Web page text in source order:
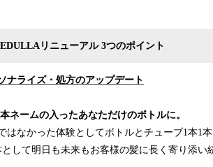
リニューアル 3つのポイント
ナライズ・処方のアップデート
ネームの入ったあなただけのボトルに。
はなかった体験としてボトルとチューブ1本1
として明日も未来もお客様の髪に長く寄り添い